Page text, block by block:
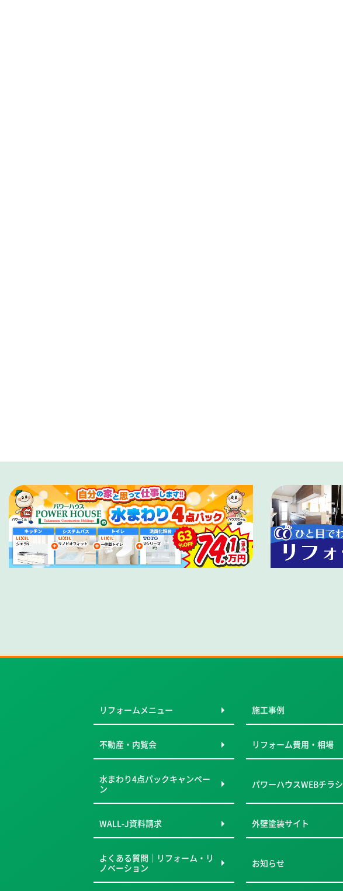
リフォームメニュー 施工事例
不動産・内覧会 リフォーム費用・相場
水まわり4点パックキャンペー
ン
パワーハウスWEBチラシ
WALL-J資料請求 外壁塗装サイト
よくある質問｜リフォーム・リ
ノベーション
お知らせ